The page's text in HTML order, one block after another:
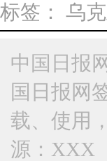
标签： 乌
中国日报
国日报网
载、使用
源：XXX